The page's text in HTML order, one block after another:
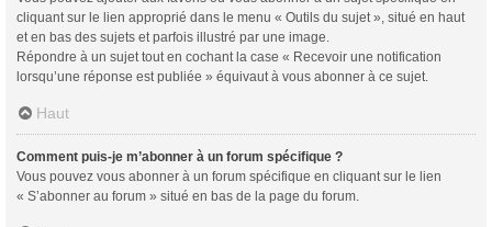
cliquant sur le lien approprié dans le menu « Outils du sujet », situé en haut
et en bas des sujets et parfois illustré par une image.
Répondre à un sujet tout en cochant la case « Recevoir une notification
lorsqu’une réponse est publiée » équivaut à vous abonner à ce sujet.
Haut
Comment puis-je m’abonner à un forum spécifique ?
Vous pouvez vous abonner à un forum spécifique en cliquant sur le lien
« S’abonner au forum » situé en bas de la page du forum.